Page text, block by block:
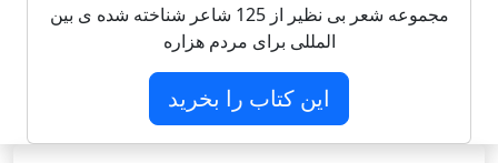
مجموعه شعر بی نظیر از 125 شاعر شناخته شده ی بین
المللی برای مردم هزاره
این کتاب را بخرید